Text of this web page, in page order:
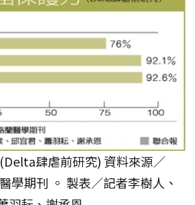
肆虐前研究) 資料來源／
學期刊 。 製表／記者李樹人、